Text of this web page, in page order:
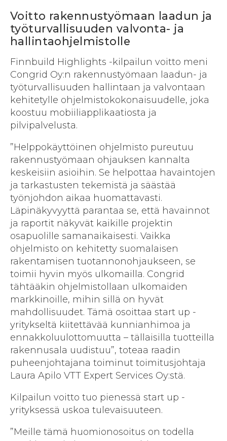
Voitto rakennustyömaan laadun ja
työturvallisuuden valvonta- ja
hallintaohjelmistolle
Finnbuild Highlights -kilpailun voitto meni
Congrid Oy:n rakennustyömaan laadun- ja
työturvallisuuden hallintaan ja valvontaan
kehitetylle ohjelmistokokonaisuudelle, joka
koostuu mobiiliapplikaatiosta ja
pilvipalvelusta.
”Helppokäyttöinen ohjelmisto pureutuu
rakennustyömaan ohjauksen kannalta
keskeisiin asioihin. Se helpottaa havaintojen
ja tarkastusten tekemistä ja säästää
työnjohdon aikaa huomattavasti.
Läpinäkyvyyttä parantaa se, että havainnot
ja raportit näkyvät kaikille projektin
osapuolille samanaikaisesti. Vaikka
ohjelmisto on kehitetty suomalaisen
rakentamisen tuotannonohjaukseen, se
toimii hyvin myös ulkomailla. Congrid
tähtääkin ohjelmistollaan ulkomaiden
markkinoille, mihin sillä on hyvät
mahdollisuudet. Tämä osoittaa start up -
yritykseltä kiitettävää kunnianhimoa ja
ennakkoluulottomuutta – tällaisilla tuotteilla
rakennusala uudistuu”, toteaa raadin
puheenjohtajana toiminut toimitusjohtaja
Laura Apilo VTT Expert Services Oy:stä.
Kilpailun voitto tuo pienessä start up -
yrityksessä uskoa tulevaisuuteen.
”Meille tämä huomionosoitus on todella